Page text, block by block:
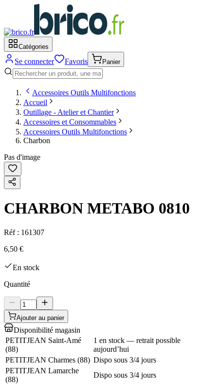
Catégories
Se connecter Favoris Panier
Accessoires Outils Multifonctions
Accueil
Outillage - Atelier et Chantier
Accessoires et Consommables
Accessoires Outils Multifonctions
Charbon
Pas d'image
CHARBON METABO 0810
Réf : 161307
6,50 €
En stock
Quantité
Ajouter au panier
Disponibilité magasin
PETITJEAN Saint-Amé
(88)
1 en stock — retrait possible
aujourd’hui
PETITJEAN Charmes (88) Dispo sous 3/4 jours
PETITJEAN Lamarche
(88)
Dispo sous 3/4 jours